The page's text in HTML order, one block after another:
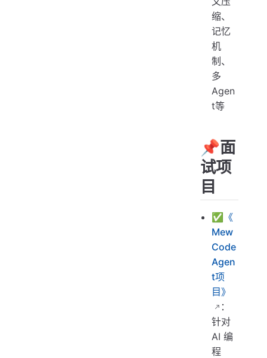
缩、
记忆
机
制、
多
Agen
t等
📌面
试项
目
✅ 《
Mew
Code
Agen
t项
目》
：
针对
AI 编
程